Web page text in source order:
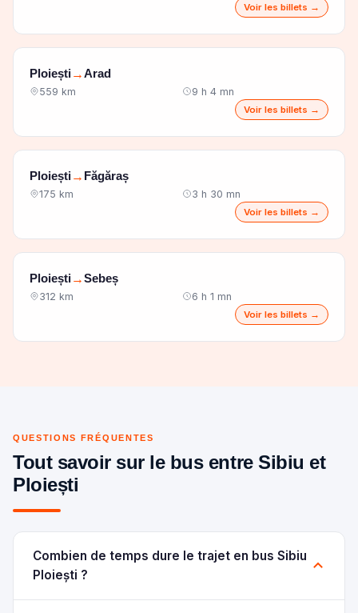
Voir les billets →
Ploiești→Arad
559 km 9 h 4 mn
Voir les billets →
Ploiești→ Făgăraș
175 km 3 h 30 mn
Voir les billets →
Ploiești→Sebeș
312 km 6 h 1 mn
Voir les billets →
QUESTIONS FRÉQUENTES
Tout savoir sur le bus entre Sibiu et
Ploiești
Combien de temps dure le trajet en bus Sibiu
Ploiești ?